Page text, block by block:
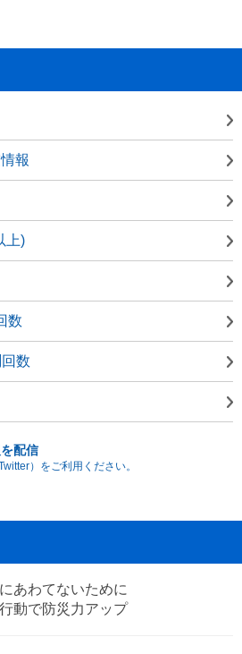
報
上)
数
数
配信
）をご利用ください。
あわてないために
動で防災力アップ